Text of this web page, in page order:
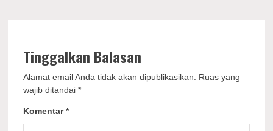
Tinggalkan Balasan
Alamat email Anda tidak akan dipublikasikan.
Ruas yang
wajib ditandai*
Komentar*